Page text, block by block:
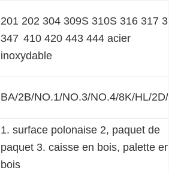
201 202 304 309S 310S 316 317
347 410 420 443 444 acier
inoxydable
BA/2B/NO.1/NO.3/NO.4/8K/HL/2D/
1. surface polonaise 2, paquet de
paquet 3. caisse en bois, palette en
bois